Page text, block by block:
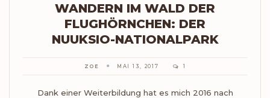
WANDERN IM WALD DER
FLUGHÖRNCHEN: DER
NUUKSIO-NATIONALPARK
ZOE MAI 13, 2017 1
Dank einer Weiterbildung hat es mich 2016 nach